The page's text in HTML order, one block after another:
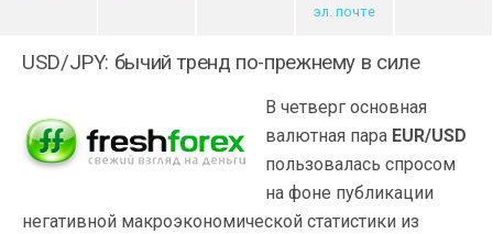
эл. почте
USD/JPY: бычий тренд по-прежнему в силе
В четверг основная
валютная пара EUR/USD
пользовалась спросом
на фоне публикации
негативной макроэкономической статистики из